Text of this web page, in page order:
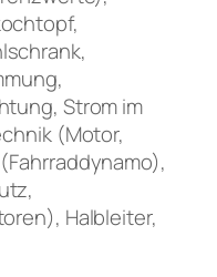
Strom im
(Motor,
Halbleiter,